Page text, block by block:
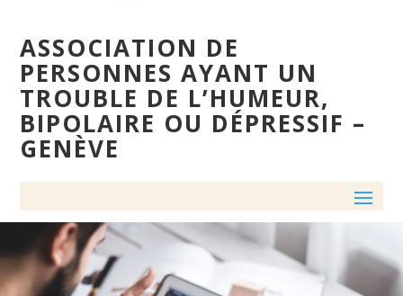
ASSOCIATION DE
PERSONNES AYANT UN
TROUBLE DE L’HUMEUR,
BIPOLAIRE OU DÉPRESSIF –
GENÈVE